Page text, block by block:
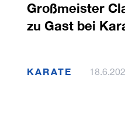
Großmeister
zu Gast bei
KARATE